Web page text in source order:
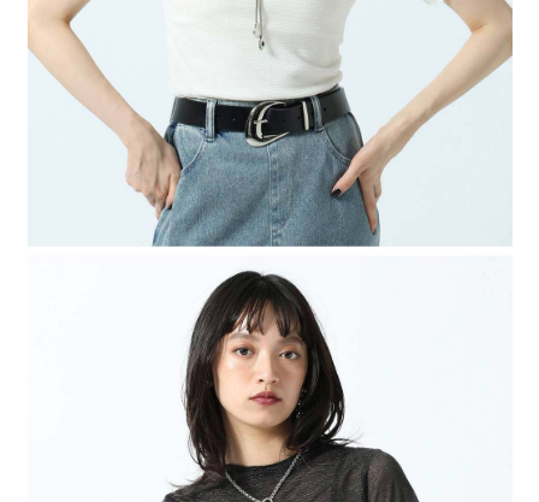
１．透過由恩沛科技股份有限公司提供之「AFTEE先享後付」服務完成之交
易，需依本服務之必要範圍內提供個人資料，並將交易相關給付款項請求債
權轉讓予恩沛科技股份有限公司。
２．關於個人資料處理事宜，請瀏覽以下網址：https://aftee.tw/terms/#terms3
３．未成年的使用者請事先徵得法定代理人或監護人之同意方可使用
「AFTEE先享後付」，若未經同意申辦者引起之損失，本公司不負相關責
４．使用「AFTEE先享後付」時，將依據個別帳號之用戶狀況，依本公司即
時審查核予不同之上限額度；若仍有額度不足之情形，本公司將視審查結果
請求用戶進行身份認證。
５．嚴禁一人註冊多個帳號或使用他人資訊註冊。若發現惡意使用之情形，
恩沛科技股份有限公司將有權停止該用戶之使用額度並採取法律行動。